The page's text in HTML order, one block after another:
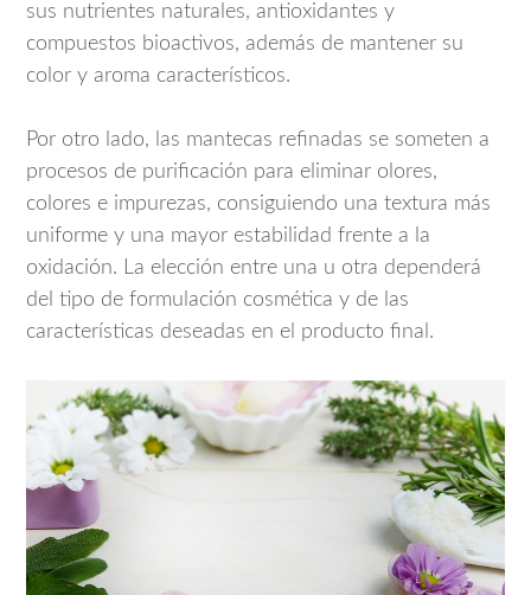
sus nutrientes naturales, antioxidantes y
compuestos bioactivos, además de mantener su
color y aroma característicos.
Por otro lado, las mantecas refinadas se someten a
procesos de purificación para eliminar olores,
colores e impurezas, consiguiendo una textura más
uniforme y una mayor estabilidad frente a la
oxidación. La elección entre una u otra dependerá
del tipo de formulación cosmética y de las
características deseadas en el producto final.